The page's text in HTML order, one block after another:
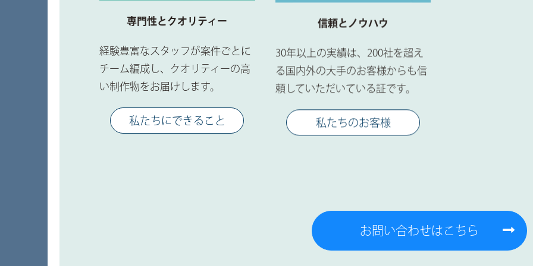
専門性とクオリティー
経験豊富なスタッフが案件ごとに
チーム編成し、クオリティーの高
い制作物をお届けします。
私たちにできること
信頼とノウハウ
30年以上の実績は、200社を超え
る国内外の大手のお客様からも信
頼していただいている証です。
私たちのお客様
お問い合わせはこちら